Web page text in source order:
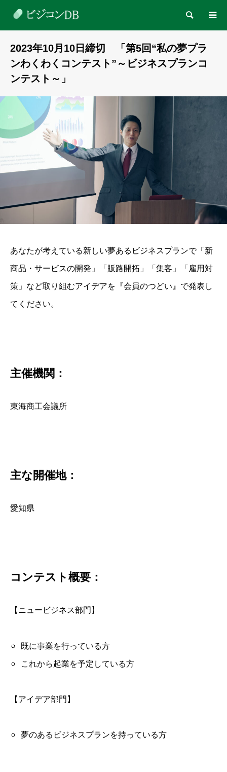
検索
2023年10月10日締切 「第5回“私の夢プラ
ンわくわくコンテスト”～ビジネスプランコ
ンテスト～」
あなたが考えている新しい夢あるビジネスプランで「新
商品・サービスの開発」「販路開拓」「集客」「雇用対
策」など取り組むアイデアを『会員のつどい』で発表し
てください。
主催機関：
東海商工会議所
主な開催地：
愛知県
コンテスト概要：
【ニュービジネス部門】
既に事業を行っている方
これから起業を予定している方
【アイデア部門】
夢のあるビジネスプランを持っている方